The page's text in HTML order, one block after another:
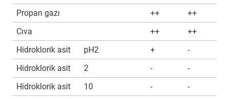
Propan gazı ++
++
Cıva
++
++
Hidroklorik asit
pH2 +
-
Hidroklorik asit
2 -
-
Hidroklorik asit
10 -
-